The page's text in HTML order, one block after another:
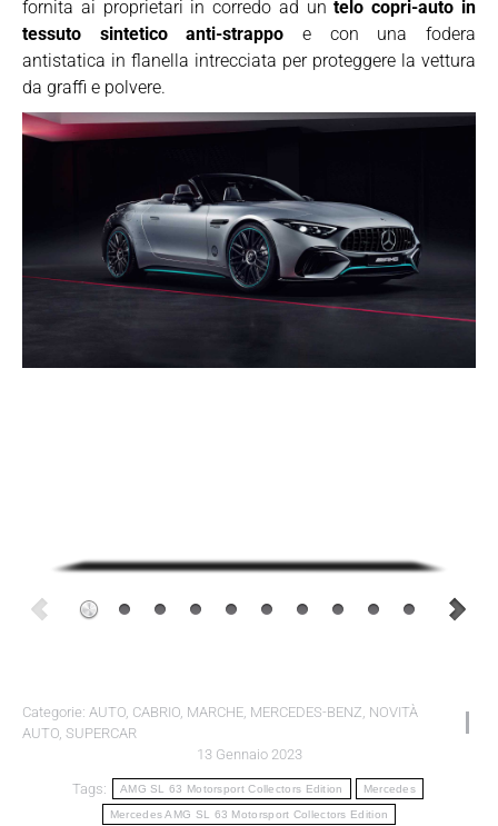
fornita ai proprietari in corredo ad untelo copri-auto in
tessuto sintetico anti-strappo e con una fodera
antistatica in flanella intrecciata per proteggere la vettura
da graffi e polvere.
Categorie: AUTO, CABRIO, MARCHE, MERCEDES-BENZ, NOVITÀ
AUTO, SUPERCAR
13 Gennaio 2023
Tags: AMG SL 63 Motorsport Collectors Edition Mercedes
Mercedes AMG SL 63 Motorsport Collectors Edition